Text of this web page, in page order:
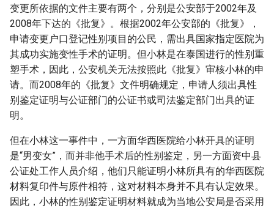
变更所依据的文件主要有两个，分别是公安部于2002年及
2008年下达的《批复》。根据2002年公安部的《批复》，
申请变更户口登记性别项目的公民，需出具国家指定医院为
其成功实施变性手术的证明。但小林是在泰国进行的性别重
塑手术，因此，公安机关无法按照此《批复》审核小林的申
请。而2008年的《批复》文件明确规定，申请人须出具性
别鉴定证明与公证部门的公证书或司法鉴定部门出具的证
明。
但在小林这一事件中，一方面华西医院给小林开具的证明
是“男变女”，而并非他手术后的性别鉴定，另一方面资中县
公证处工作人员介绍，他们只能证明小林所具有的华西医院
材料复印件与原件相符，这对材料本身并不具有认定效果。
因此，小林的性别鉴定证明材料就成为当地公安局是否采用